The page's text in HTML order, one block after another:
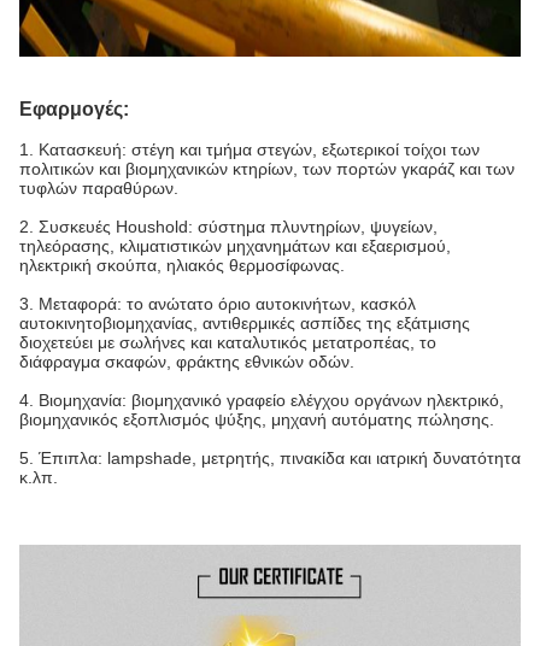
Εφαρμογές:
1. Κατασκευή: στέγη και τμήμα στεγών, εξωτερικοί τοίχοι των
πολιτικών και βιομηχανικών κτηρίων, των πορτών γκαράζ και των
τυφλών παραθύρων.
2. Συσκευές Houshold: σύστημα πλυντηρίων, ψυγείων,
τηλεόρασης, κλιματιστικών μηχανημάτων και εξαερισμού,
ηλεκτρική σκούπα, ηλιακός θερμοσίφωνας.
3. Μεταφορά: το ανώτατο όριο αυτοκινήτων, κασκόλ
αυτοκινητοβιομηχανίας, αντιθερμικές ασπίδες της εξάτμισης
διοχετεύει με σωλήνες και καταλυτικός μετατροπέας, το
διάφραγμα σκαφών, φράκτης εθνικών οδών.
4. Βιομηχανία: βιομηχανικό γραφείο ελέγχου οργάνων ηλεκτρικό,
βιομηχανικός εξοπλισμός ψύξης, μηχανή αυτόματης πώλησης.
5. Έπιπλα: lampshade, μετρητής, πινακίδα και ιατρική δυνατότητα
κ.λπ.